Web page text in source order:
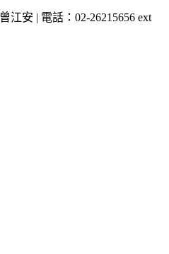
曾江安 | 電話：02-26215656 ext